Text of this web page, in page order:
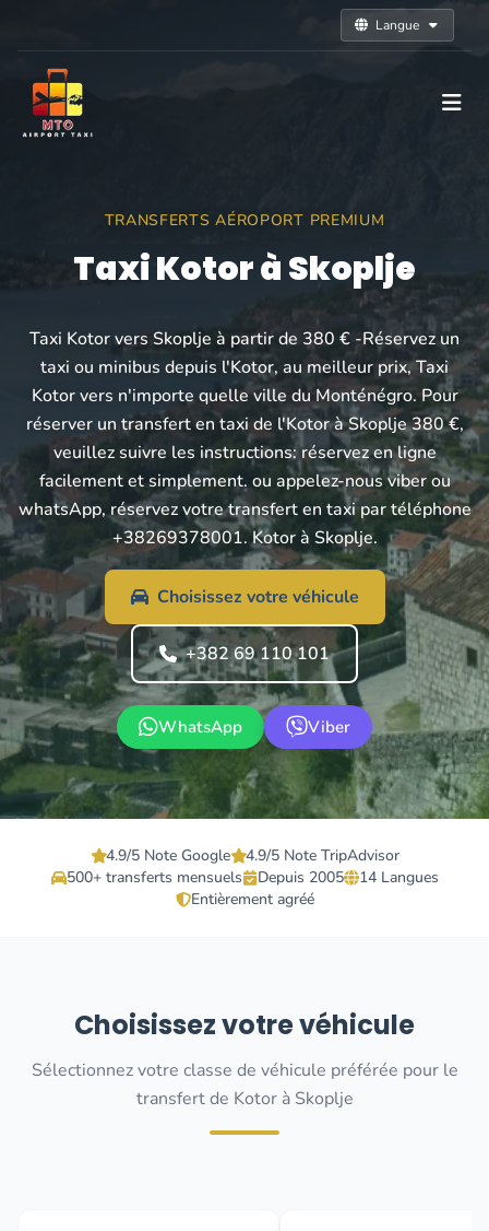
Langue
TRANSFERTS AÉROPORT PREMIUM
Taxi Kotor à Skoplje
Taxi Kotor vers Skoplje à partir de 380 € -Réservez un
taxi ou minibus depuis l'Kotor, au meilleur prix, Taxi
Kotor vers n'importe quelle ville du Monténégro. Pour
réserver un transfert en taxi de l'Kotor à Skoplje 380 €,
veuillez suivre les instructions: réservez en ligne
facilement et simplement. ou appelez-nous viber ou
whatsApp, réservez votre transfert en taxi par téléphone
+38269378001. Kotor à Skoplje.
Choisissez votre véhicule
+382 69 110 101
WhatsApp Viber
4.9/5 Note Google
4.9/5 Note TripAdvisor
500+ transferts mensuels
Depuis 2005
14 Langues
Entièrement agréé
Choisissez votre véhicule
Sélectionnez votre classe de véhicule préférée pour le
transfert de Kotor à Skoplje